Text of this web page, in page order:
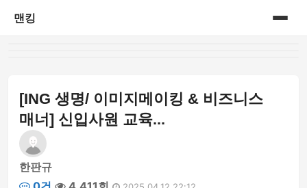
맨킹
[ING 생명/ 이미지메이킹 & 비즈니스
매너] 신입사원 교육...
한판규